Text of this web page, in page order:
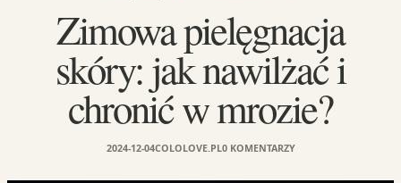
Zimowa pielęgnacja
skóry: jak nawilżać i
chronić w mrozie?
2024-12-04COLOLOVE.PL0 KOMENTARZY